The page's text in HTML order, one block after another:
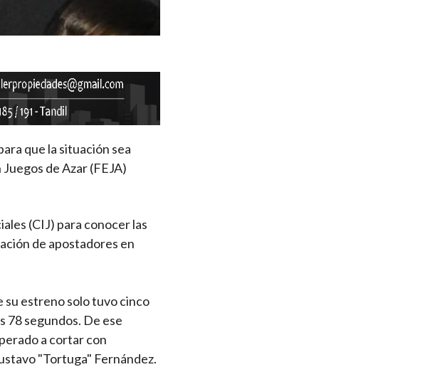
que la situación sea
de Azar (FEJA)
(CIJ) para conocer las
de apostadores en
su estreno solo tuvo cinco
78 segundos. De ese
a cortar con
"Tortuga" Fernández.